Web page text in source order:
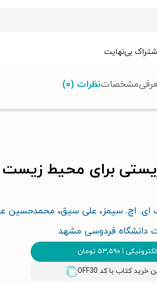
بی‌نهایت
برای محیط زیست
ای. اچ. سیمز، علی سیق، محمدحسین
دانشگاه فردوسی مشهد
| ۵۳,۵۹۰ تومان
OFF30
مشخصاتنظرات (۰)